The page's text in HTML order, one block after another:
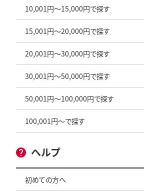
10,001円～15,000円で探す
15,001円～20,000円で探す
20,001円～30,000円で探す
30,001円～50,000円で探す
50,001円～100,000円で探す
100,001円～で探す
ヘルプ
初めての方へ